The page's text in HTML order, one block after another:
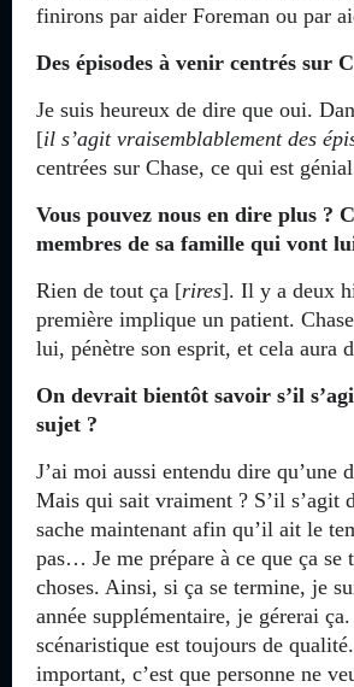
finirons par aider Foreman ou par
Des épisodes à venir centrés sur
Je suis heureux de dire que oui.
[il s’agit vraisemblablement des
centrées sur Chase, ce qui est
Vous pouvez nous en dire plus ?
membres de sa famille qui vont
Rien de tout ça [rires]. Il y a deux
première implique un patient.
lui, pénètre son esprit, et cela aura
On devrait bientôt savoir s’il
sujet ?
J’ai moi aussi entendu dire qu’une
Mais qui sait vraiment ? S’il s’agit
sache maintenant afin qu’il ait le
pas… Je me prépare à ce que ça se
choses. Ainsi, si ça se termine, je
année supplémentaire, je gérerai
scénaristique est toujours de
important, c’est que personne ne